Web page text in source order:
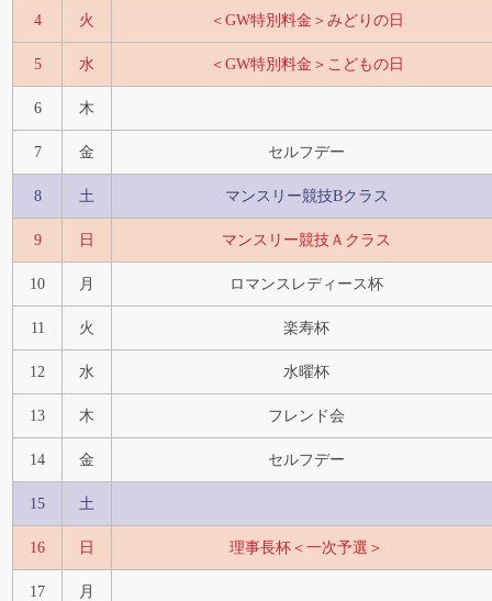
4 火 ＜GW特別料金＞みどりの日
5 水 ＜GW特別料金＞こどもの日
6 木
7 金 セルフデー
8 土 マンスリー競技Bクラス
9 日 マンスリー競技Ａクラス
10 月 ロマンスレディース杯
11 火 楽寿杯
12 水 水曜杯
13 木 フレンド会
14 金 セルフデー
15 土
16 日 理事長杯＜一次予選＞
17 月